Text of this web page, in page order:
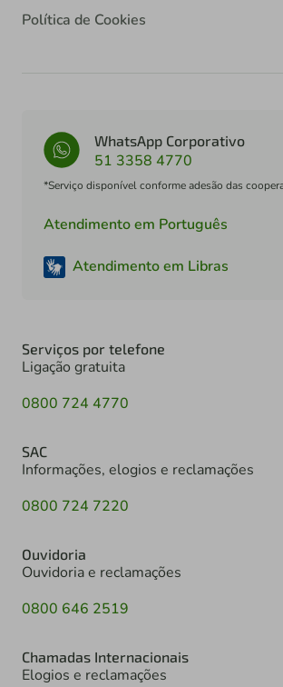
Política de Cookies
WhatsApp Corporativo
51 3358 4770
*Serviço disponível conforme adesão das
Atendimento em Português
Atendimento em Libras
Serviços por telefone
Ligação gratuita
0800 724 4770
SAC
Informações, elogios e reclamações
0800 724 7220
Ouvidoria
Ouvidoria e reclamações
0800 646 2519
Chamadas Internacionais
Elogios e reclamações